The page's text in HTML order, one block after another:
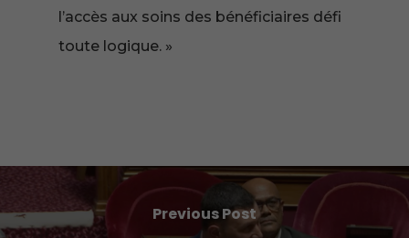
l’accès aux soins des bénéficiaires défi
toute logique. »
Previous Post